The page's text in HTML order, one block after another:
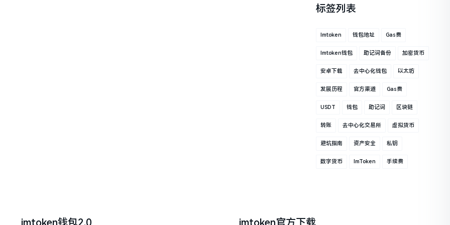
标签列表
Imtoken 钱包地址 Gas费
Imtoken钱包 助记词备份 加密货币
安卓下载 去中心化钱包 以太坊
发展历程 官方渠道 Gas费
USDT 钱包 助记词 区块链
转账 去中心化交易所 虚拟货币
避坑指南 资产安全 私钥
数字货币 ImToken 手续费